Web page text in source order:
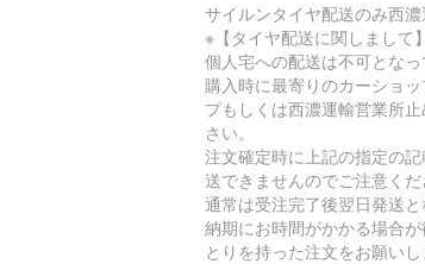
サイルンタイヤ配送のみ西濃
※【タイヤ配送に関しまして】
個人宅への配送は不可となっ
購入時に最寄りのカーショ
プもしくは西濃運輸営業所
さい。
注文確定時に上記の指定の
送できませんのでご注意くだ
通常は受注完了後翌日発送と
納期にお時間がかかる場合
とりを持った注文をお願いし